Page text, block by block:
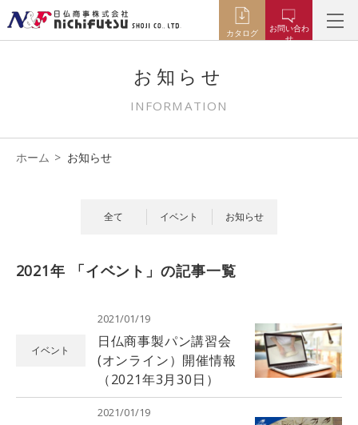
カタログ
お問い合わ
せ
お知らせ
INFORMATION
ホーム お知らせ
全て イベント お知らせ
2021年 「イベント」の記事一覧
イベント
2021/01/19
日仏商事製パン講習会
(オンライン）開催情報
（2021年3月30日）
2021/01/19